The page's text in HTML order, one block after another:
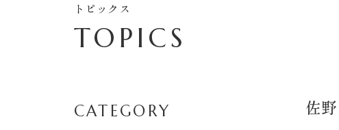
トピックス
TOPICS
CATEGORY 佐